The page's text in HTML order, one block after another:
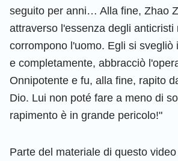
seguito per anni… Alla fine, Zhao
attraverso l'essenza degli anticristi
corrompono l'uomo. Egli si svegliò
e completamente, abbracciò
Onnipotente e fu, alla fine, rapito
Dio. Lui non poté fare a meno di
rapimento è in grande pericolo!"
Parte del materiale di questo